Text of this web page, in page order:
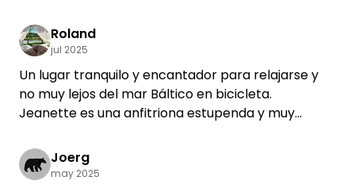
playa, perfecto, volveremos.
Saludos cordiales Mirjam, Jannis y Thomas de
Falkensee
Roland
jul 2025
Un lugar tranquilo y encantador para relajarse y
no muy lejos del mar Báltico en bicicleta.
Jeanette es una anfitriona estupenda y muy
Sin duda volveremos.
Joerg
may 2025